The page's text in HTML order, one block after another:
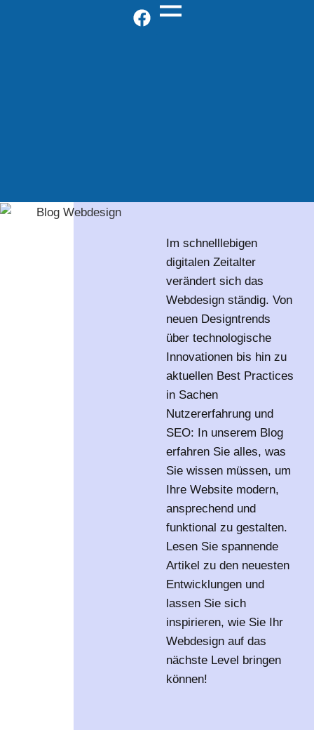
Im schnelllebigen
digitalen Zeitalter
verändert sich das
Webdesign ständig. Von
neuen Designtrends
über technologische
Innovationen bis hin zu
aktuellen Best Practices
in Sachen
Nutzererfahrung und
SEO: In unserem Blog
erfahren Sie alles, was
Sie wissen müssen, um
Ihre Website modern,
ansprechend und
funktional zu gestalten.
Lesen Sie spannende
Artikel zu den neuesten
Entwicklungen und
lassen Sie sich
inspirieren, wie Sie Ihr
Webdesign auf das
nächste Level bringen
können!